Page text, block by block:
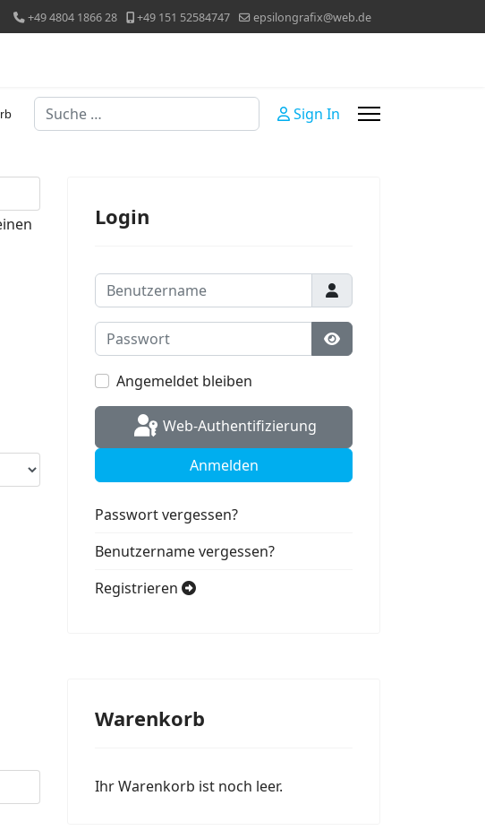
+49 4804 1866 28 +49 151 52584747 epsilongrafix@web.de
Suchen Sign In
Login
Benutzername
Passwort
Passwort anzeigen
Angemeldet bleiben
Web-Authentifizierung
Anmelden
Passwort vergessen?
Benutzername vergessen?
Registrieren
Warenkorb
Ihr Warenkorb ist noch leer.